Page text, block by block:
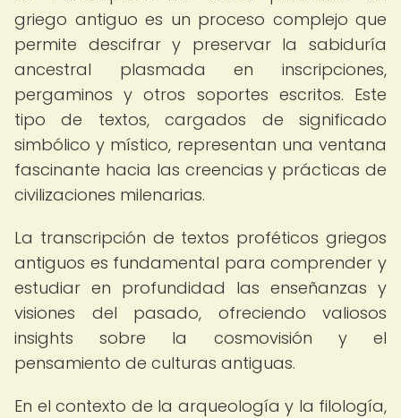
griego antiguo es un proceso complejo que
permite descifrar y preservar la sabiduría
ancestral plasmada en inscripciones,
pergaminos y otros soportes escritos. Este
tipo de textos, cargados de significado
simbólico y místico, representan una ventana
fascinante hacia las creencias y prácticas de
civilizaciones milenarias.
La transcripción de textos proféticos griegos
antiguos es fundamental para comprender y
estudiar en profundidad las enseñanzas y
visiones del pasado, ofreciendo valiosos
insights sobre la cosmovisión y el
pensamiento de culturas antiguas.
En el contexto de la arqueología y la filología,